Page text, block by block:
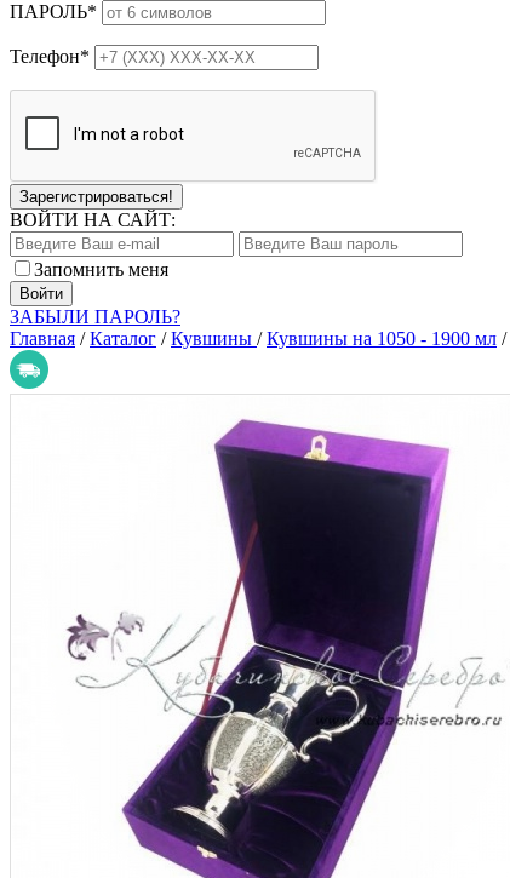
ПАРОЛЬ*
Телефон*
Зарегистрироваться!
ВОЙТИ НА САЙТ:
Запомнить меня
ЗАБЫЛИ ПАРОЛЬ?
Главная /Каталог /Кувшины /Кувшины на 1050 - 1900 мл /